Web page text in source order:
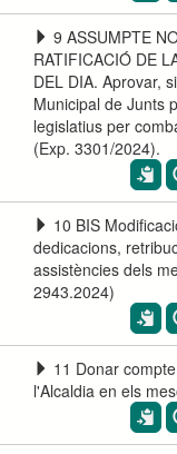
9 ASSUMPTE
RATIFICACIÓ DE
DEL DIA. Aprovar,
Municipal de Junts
legislatius per
(Exp. 3301/2024).
10 BIS
dedicacions,
assistències dels
2943.2024)
11 Donar
l'Alcaldia en els